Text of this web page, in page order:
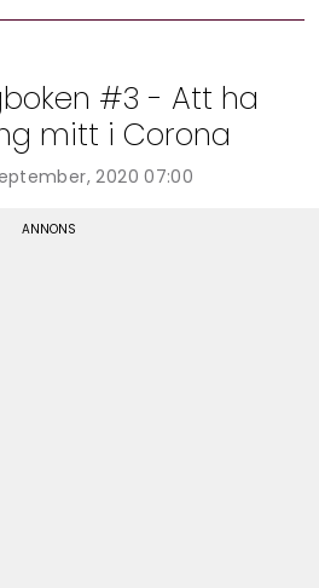
#3 - Att ha
mitt i Corona
2020 07:00